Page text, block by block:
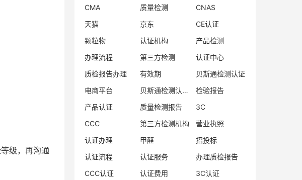
级，再沟通
CMA
质量检测
CNAS
天猫
京东
CE认证
颗粒物
认证机构
产品检测
办理流程
第三方检测
认证中心
质检报告办理
有效期
贝斯通检测认证
电商平台
贝斯通检测认证中心
检验报告
产品认证
质量检测报告
3C
CCC
第三方检测机构
营业执照
认证办理
甲醛
招投标
认证流程
认证服务
办理质检报告
CCC认证
认证费用
3C认证